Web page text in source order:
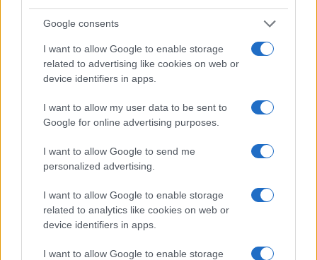
Google consents
I want to allow Google to enable storage
related to advertising like cookies on web or
device identifiers in apps.
I want to allow my user data to be sent to
Google for online advertising purposes.
I want to allow Google to send me
personalized advertising.
I want to allow Google to enable storage
related to analytics like cookies on web or
device identifiers in apps.
I want to allow Google to enable storage
Red Valley Festival, musica no-stop a Olbia fino
alle 5